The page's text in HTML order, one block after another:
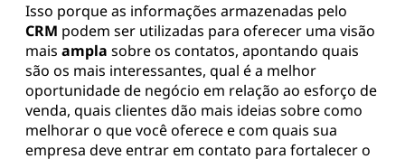
Isso porque as informações armazenadas pelo
CRM podem ser utilizadas para oferecer uma visão
mais ampla sobre os contatos, apontando quais
são os mais interessantes, qual é a melhor
oportunidade de negócio em relação ao esforço de
venda, quais clientes dão mais ideias sobre como
melhorar o que você oferece e com quais sua
empresa deve entrar em contato para fortalecer o